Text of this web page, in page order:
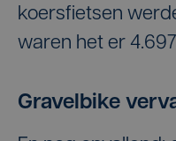
koersfietsen
waren het er
Gravelbike